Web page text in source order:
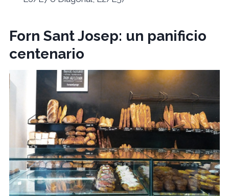
Forn Sant Josep: un panificio
centenario